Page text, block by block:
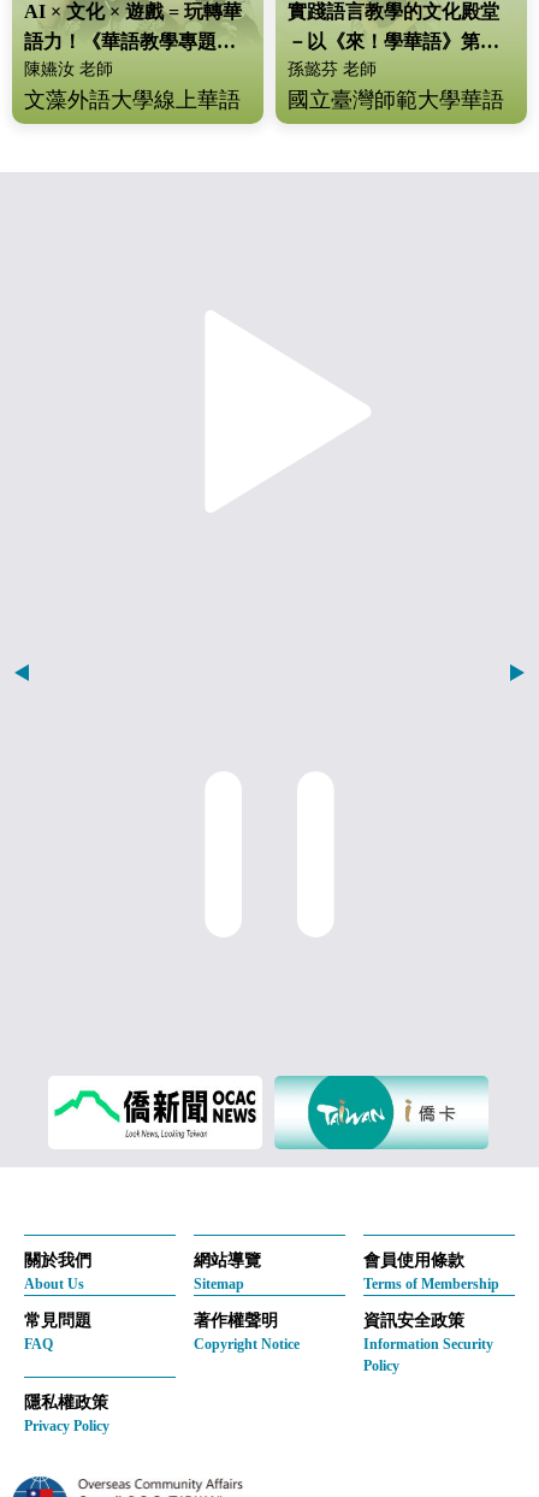
AI × 文化 × 遊戲 = 玩轉華
語力！《華語教學專題資
源庫》大解密
陳嬿汝 老師
文藻外語大學線上華語
實踐語言教學的文化殿堂
－以《來！學華語》第五
冊為例
孫懿芬 老師
國立臺灣師範大學華語
關於我們
About Us
網站導覽
Sitemap
會員使用條款
Terms of Membership
常見問題
FAQ
著作權聲明
Copyright Notice
資訊安全政策
Information Security
Policy
隱私權政策
Privacy Policy